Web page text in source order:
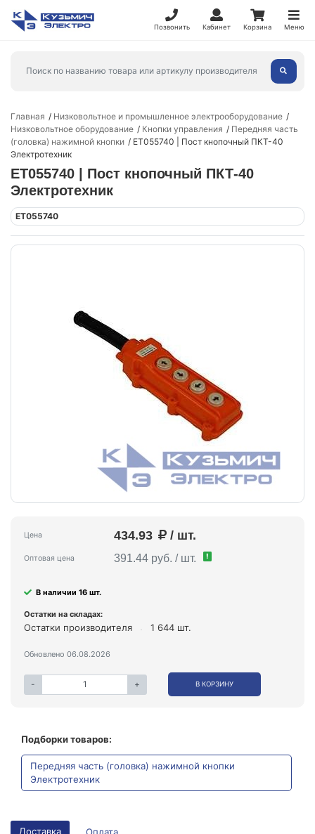
Позвонить Кабинет Корзина Меню
Главная
Низковольтное и промышленное электрооборудование
Низковольтное оборудование
Кнопки управления
Передняя часть
(головка) нажимной кнопки
ET055740 | Пост кнопочный ПКТ-40
Электротехник
ET055740 | Пост кнопочный ПКТ-40
Электротехник
ET055740
Цена 434.93 / шт.
Оптовая цена 391.44 руб. / шт. !
В наличии 16 шт.
Остатки на складах:
Остатки производителя 1 644 шт.
Обновлено 06.08.2026
- + В КОРЗИНУ
Подборки товаров:
Передняя часть (головка) нажимной кнопки
Электротехник
Доставка